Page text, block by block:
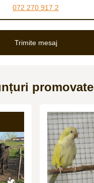
072 270 917 2
Trimite mesaj
promovate